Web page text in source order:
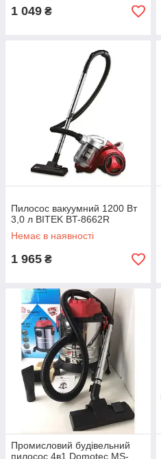
1 049 ₴
Пилосос вакуумний 1200 Вт
3,0 л BITEK BT-8662R
Немає в наявності
1 965 ₴
Промисловий будівельний
пилосос 4в1 Domotec MS-